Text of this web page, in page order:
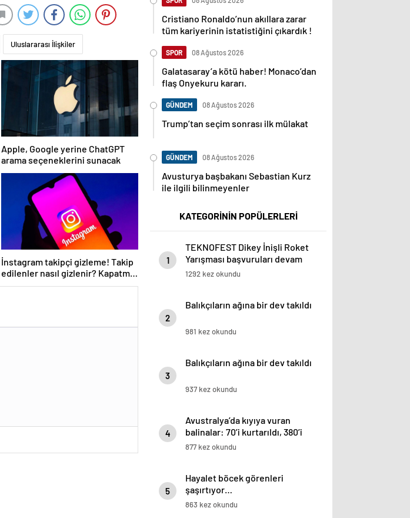
Uluslararası İlişkiler
Apple, Google yerine ChatGPT
arama seçeneklerini sunacak
İnstagram takipçi gizleme! Takip
edilenler nasıl gizlenir? Kapatma
özelliği geldi! Takipçilerimi kimler
Cristiano Ronaldo’nun akıllara zarar
tüm kariyerinin istatistiğini çıkardık !
SPOR 08 Ağustos 2026
Galatasaray’a kötü haber! Monaco’dan
flaş Onyekuru kararı.
GÜNDEM 08 Ağustos 2026
Trump’tan seçim sonrası ilk mülakat
GÜNDEM 08 Ağustos 2026
Avusturya başbakanı Sebastian Kurz
ile ilgili bilinmeyenler
KATEGORİNİN POPÜLERLERİ
1
TEKNOFEST Dikey İnişli Roket
Yarışması başvuruları devam
ediyor
1292 kez okundu
2
Balıkçıların ağına bir dev takıldı
981 kez okundu
3
Balıkçıların ağına bir dev takıldı
937 kez okundu
4
Avustralya’da kıyıya vuran
balinalar: 70’i kurtarıldı, 380’i
öldü
877 kez okundu
5
Hayalet böcek görenleri
şaşırtıyor…
863 kez okundu